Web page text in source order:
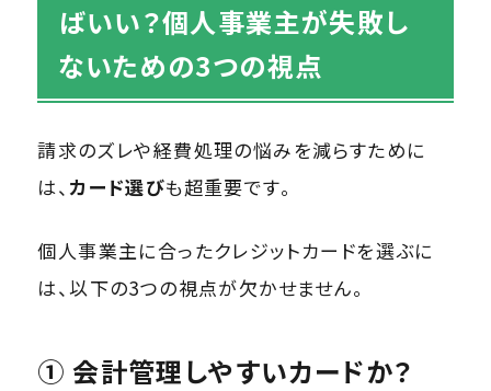
ばいい？個人事業主が失敗し
ないための3つの視点
請求のズレや経費処理の悩みを減らすために
は、 カード選びも超重要です。
個人事業主に合ったクレジットカードを選ぶに
は、以下の3つの視点が欠かせません。
① 会計管理しやすいカードか？